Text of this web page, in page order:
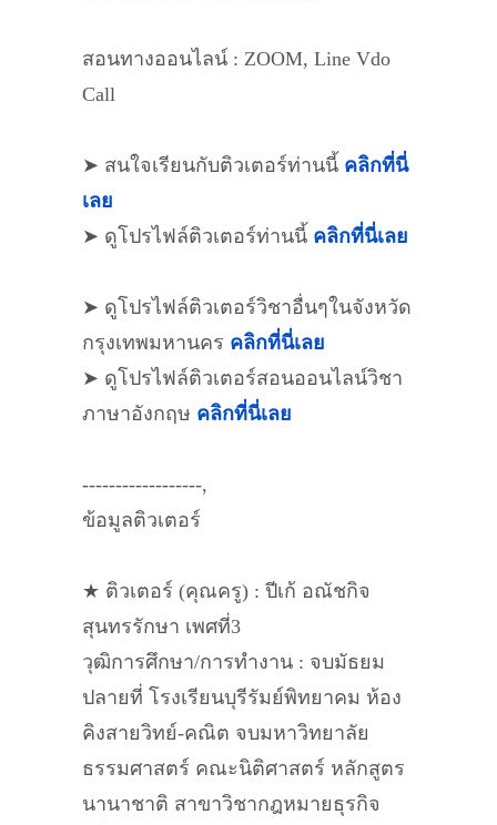
สอนทางออนไลน์ : ZOOM, Line Vdo
Call
➤ สนใจเรียนกับติวเตอร์ท่านนี้ คลิกที่นี่
เลย
➤ ดูโปรไฟล์ติวเตอร์ท่านนี้ คลิกที่นี่เลย
➤ ดูโปรไฟล์ติวเตอร์วิชาอื่นๆในจังหวัด
กรุงเทพมหานคร คลิกที่นี่เลย
➤ ดูโปรไฟล์ติวเตอร์สอนออนไลน์วิชา
ภาษาอังกฤษ คลิกที่นี่เลย
------------------,
ข้อมูลติวเตอร์
★ ติวเตอร์ (คุณครู) : ปีเก้ อณัชกิจ
สุนทรรักษา เพศที่3
วุฒิการศึกษา/การทำงาน : จบมัธยม
ปลายที่ โรงเรียนบุรีรัมย์พิทยาคม ห้อง
คิงสายวิทย์-คณิต จบมหาวิทยาลัย
ธรรมศาสตร์ คณะนิติศาสตร์ หลักสูตร
นานาชาติ สาขาวิชากฎหมายธุรกิจ